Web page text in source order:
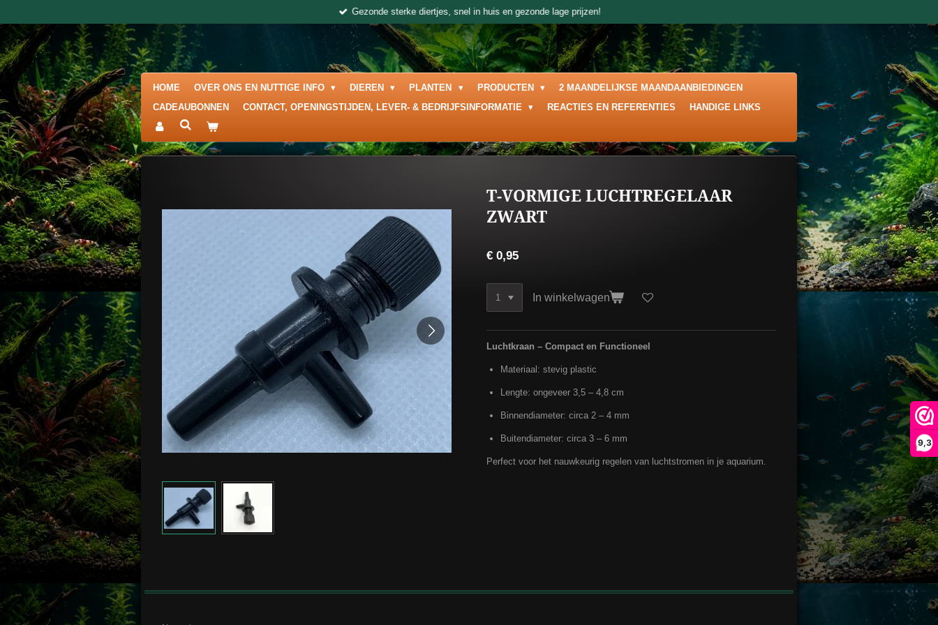
9,3
direct
naar
de
hoofdinhoud
Gezonde sterke diertjes, snel in huis en gezonde lage prijzen!
HOME OVER ONS EN NUTTIGE INFO DIEREN PLANTEN PRODUCTEN
2 MAANDELIJKSE MAANDAANBIEDINGEN
CADEAUBONNEN
CONTACT, OPENINGSTIJDEN, LEVER- & BEDRIJFSINFORMATIE REACTIES EN REFERENTIES HANDIGE LINKS
T-VORMIGE LUCHTREGELAAR
ZWART
€ 0,95
In winkelwagen
Luchtkraan – Compact en Functioneel
Materiaal: stevig plastic
Lengte: ongeveer 3,5 – 4,8 cm
Binnendiameter: circa 2 – 4 mm
Buitendiameter: circa 3 – 6 mm
Perfect voor het nauwkeurig regelen van luchtstromen in je aquarium.